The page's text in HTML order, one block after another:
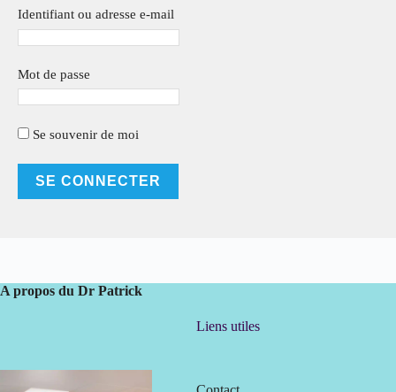
Identifiant ou adresse e-mail
Mot de passe
Se souvenir de moi
A propos du Dr Patrick
Liens utiles